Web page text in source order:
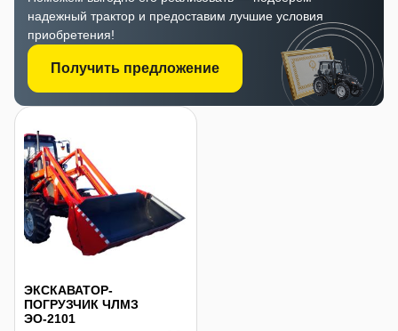
Компания «ЦТО» предлагает технику ЧЛМЗ по ценам от
производителя, обеспечивая комплексную сервисную
поддержку, поставку оригинальных запасных частей и
квалифицированное техническое обслуживание на всех
этапах эксплуатации.
надежный трактор и предоставим лучшие условия
приобретения!
Получить предложение
ЭКСКАВАТОР-
ПОГРУЗЧИК ЧЛМЗ
ЭО-2101